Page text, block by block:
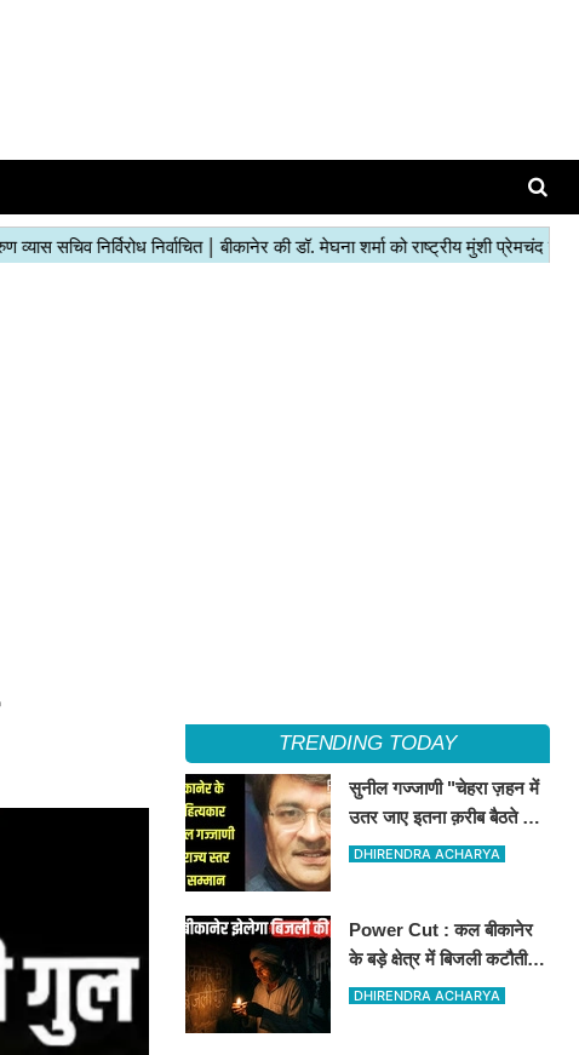
TRENDING TODAY
सुनील गज्जाणी "चेहरा ज़हन में
उतर जाए इतना क़रीब बैठते थे
वो...." नामक कविता के लिए
DHIRENDRA ACHARYA
Power Cut : कल बीकानेर
के बड़े क्षेत्र में बिजली कटौती,
इन इलाकों में 3 घंटों के लिए
DHIRENDRA ACHARYA